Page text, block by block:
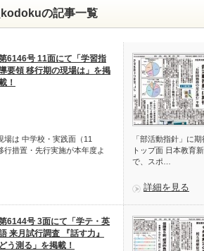
の記事一覧
6146号 11面にて「学習指
要領 移行期の現場は」を掲
！
場は 中学校・実践面（11
行措置・先行実施が本年度よ
「部活動指針」に
トップ面 日本教育
で、スポ…
詳細を見る
6144号 3面にて「学テ・英
来月試行調査 『話す力』
どう測る」を掲載！